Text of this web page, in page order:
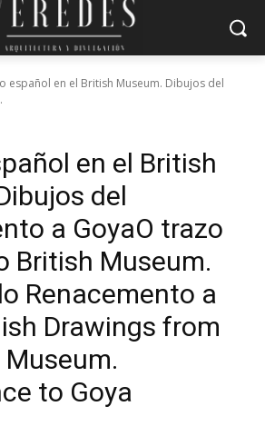
español en el British Museum. Dibujos del
en el British
del
a GoyaO trazo
British Museum.
Renacemento a
Drawings from
to Goya